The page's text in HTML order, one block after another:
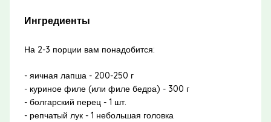
Ингредиенты
На 2-3 порции вам понадобится:
- яичная лапша - 200-250 г
- куриное филе (или филе бедра) - 300 г
- болгарский перец - 1 шт.
- репчатый лук - 1 небольшая головка